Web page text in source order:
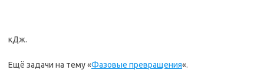
кДж.
Ещё задачи на тему «Фазовые превращения«.